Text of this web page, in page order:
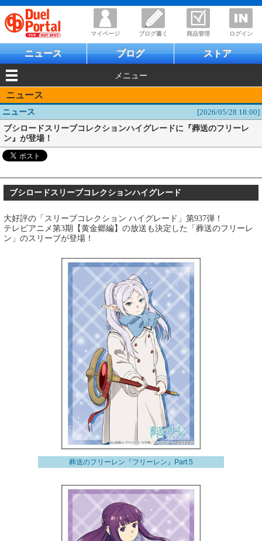
マイページ ブログ書く 商品管理 ログイン
ニュース ブログ ストア
メニュー
ニュース
ニュース
[2026/05/28 18:00]
ブシロードスリーブコレクションハイグレードに『葬送のフリーレ
ン』が登場！
ブシロードスリーブコレクションハイグレード
大好評の「スリーブコレクション ハイグレード」第937弾！
テレビアニメ第3期【黄金郷編】の放送も決定した「葬送のフリーレ
ン」のスリーブが登場！
葬送のフリーレン『フリーレン』Part.5